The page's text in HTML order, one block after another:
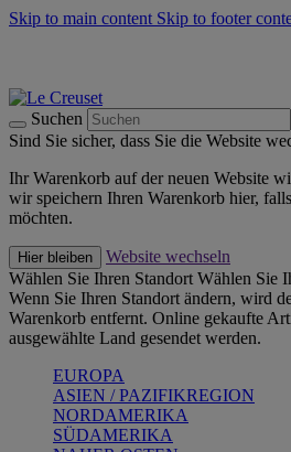
Skip to main content Skip to footer
Suchen
Sind Sie sicher, dass Sie die Website
Ihr Warenkorb auf der neuen Website
wir speichern Ihren Warenkorb hier,
möchten.
Hier bleiben
Website wechseln
Wählen Sie Ihren Standort Wählen Sie
Wenn Sie Ihren Standort ändern, wird
Warenkorb entfernt. Online gekaufte
ausgewählte Land gesendet werden.
EUROPA
ASIEN / PAZIFIKREGION
NORDAMERIKA
SÜDAMERIKA